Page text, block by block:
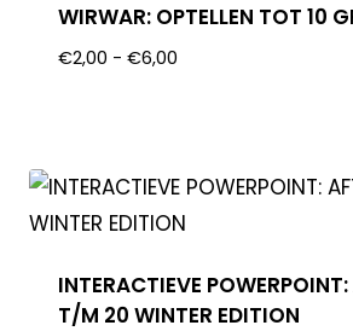
WIRWAR: OPTELLEN TOT 10
€2,00 - €6,00
INTERACTIEVE POWERPOINT:
T/M 20 WINTER EDITION